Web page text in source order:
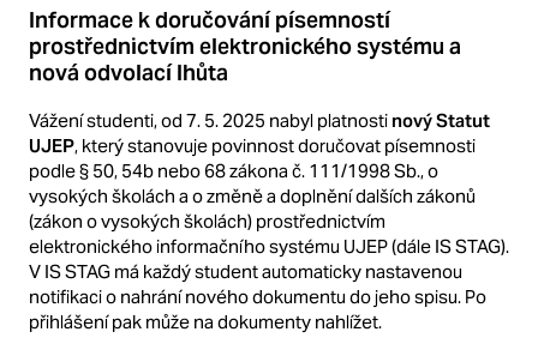
Informace k doručování písemností
prostřednictvím elektronického systému a
nová odvolací lhůta
Vážení studenti, od 7. 5. 2025 nabyl platnosti nový Statut
UJEP, který stanovuje povinnost doručovat písemnosti
podle § 50, 54b nebo 68 zákona č. 111/1998 Sb., o
vysokých školách a o změně a doplnění dalších zákonů
(zákon o vysokých školách) prostřednictvím
elektronického informačního systému UJEP (dále IS STAG).
V IS STAG má každý student automaticky nastavenou
notifikaci o nahrání nového dokumentu do jeho spisu. Po
přihlášení pak může na dokumenty nahlížet.